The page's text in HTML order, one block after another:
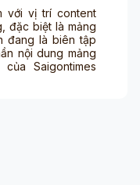
với vị trí content
đặc biệt là mảng
đang là biên tập
nội dung mảng
Saigontimes